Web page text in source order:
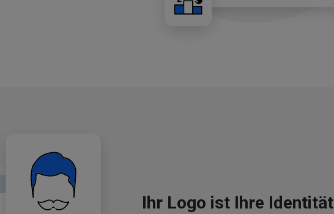
Ihr Logo ist Ihre Identität